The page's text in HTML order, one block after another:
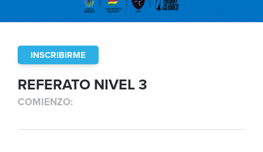
INSCRIBIRME
REFERATO NIVEL 3
COMIENZO: